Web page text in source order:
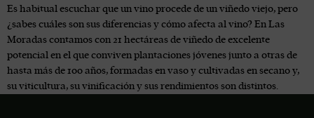
Es habitual escuchar que un vino procede de un viñedo viejo, pero
¿sabes cuáles son sus diferencias y cómo afecta al vino? En Las
Moradas contamos con 21 hectáreas de viñedo de excelente
potencial en el que conviven plantaciones jóvenes junto a otras de
hasta más de 100 años, formadas en vaso y cultivadas en secano y,
su viticultura, su vinificación y sus rendimientos son distintos.